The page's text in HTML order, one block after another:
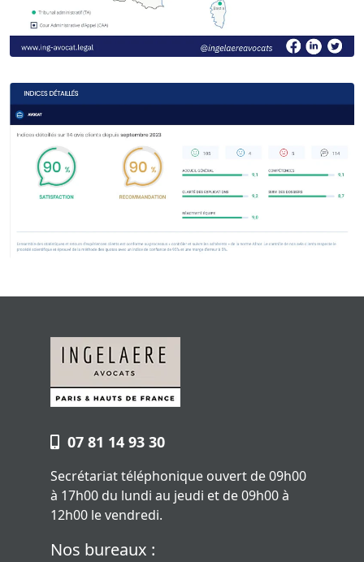
07 81 14 93 30
Secrétariat téléphonique ouvert de 09h00
à 17h00 du lundi au jeudi et de 09h00 à
12h00 le vendredi.
Nos bureaux :